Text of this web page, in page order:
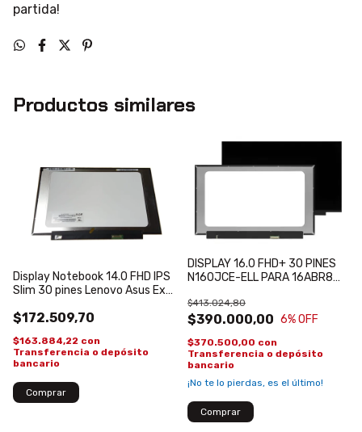
partida!
Productos similares
Display Notebook 14.0 FHD IPS
Slim 30 pines Lenovo Asus Exo
Vivobook
$172.509,70
$163.884,22 con
Transferencia o depósito
bancario
DISPLAY 16.0 FHD+ 30 PINES
N160JCE-ELL PARA 16ABR8
VIVOBOOK 16 / 16X 16PRO
S16X
$390.000,00
$413.024,80
6% OFF
$370.500,00 con
Transferencia o depósito
bancario
¡No te lo pierdas, es el último!